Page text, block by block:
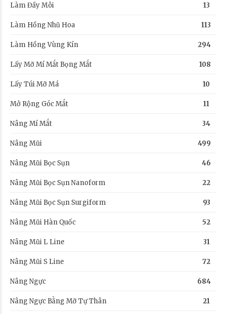
Làm Đầy Môi 13
Làm Hồng Nhũ Hoa 113
Làm Hồng Vùng Kín 294
Lấy Mỡ Mí Mắt Bọng Mắt 108
Lấy Túi Mỡ Má 10
Mở Rộng Góc Mắt 11
Nâng Mí Mắt 34
Nâng Mũi 499
Nâng Mũi Bọc Sụn 46
Nâng Mũi Bọc Sụn Nanoform 22
Nâng Mũi Bọc Sụn Surgiform 93
Nâng Mũi Hàn Quốc 52
Nâng Mũi L Line 31
Nâng Mũi S Line 72
Nâng Ngực 684
Nâng Ngực Bằng Mỡ Tự Thân 21